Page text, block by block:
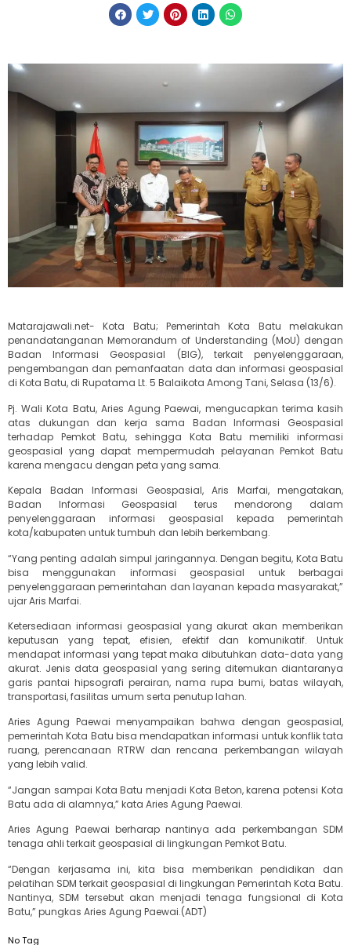
Matarajawali.net- Kota Batu; Pemerintah Kota Batu melakukan
penandatanganan Memorandum of Understanding (MoU) dengan
Badan Informasi Geospasial (BIG), terkait penyelenggaraan,
pengembangan dan pemanfaatan data dan informasi geospasial
di Kota Batu, di Rupatama Lt. 5 Balaikota Among Tani, Selasa (13/6).
Pj. Wali Kota Batu, Aries Agung Paewai, mengucapkan terima kasih
atas dukungan dan kerja sama Badan Informasi Geospasial
terhadap Pemkot Batu, sehingga Kota Batu memiliki informasi
geospasial yang dapat mempermudah pelayanan Pemkot Batu
karena mengacu dengan peta yang sama.
Kepala Badan Informasi Geospasial, Aris Marfai, mengatakan,
Badan Informasi Geospasial terus mendorong dalam
penyelenggaraan informasi geospasial kepada pemerintah
kota/kabupaten untuk tumbuh dan lebih berkembang.
“Yang penting adalah simpul jaringannya. Dengan begitu, Kota Batu
bisa menggunakan informasi geospasial untuk berbagai
penyelenggaraan pemerintahan dan layanan kepada masyarakat,”
ujar Aris Marfai.
Ketersediaan informasi geospasial yang akurat akan memberikan
keputusan yang tepat, efisien, efektif dan komunikatif. Untuk
mendapat informasi yang tepat maka dibutuhkan data-data yang
akurat. Jenis data geospasial yang sering ditemukan diantaranya
garis pantai hipsografi perairan, nama rupa bumi, batas wilayah,
transportasi, fasilitas umum serta penutup lahan.
Aries Agung Paewai menyampaikan bahwa dengan geospasial,
pemerintah Kota Batu bisa mendapatkan informasi untuk konflik tata
ruang, perencanaan RTRW dan rencana perkembangan wilayah
yang lebih valid.
“Jangan sampai Kota Batu menjadi Kota Beton, karena potensi Kota
Batu ada di alamnya,” kata Aries Agung Paewai.
Aries Agung Paewai berharap nantinya ada perkembangan SDM
tenaga ahli terkait geospasial di lingkungan Pemkot Batu.
“Dengan kerjasama ini, kita bisa memberikan pendidikan dan
pelatihan SDM terkait geospasial di lingkungan Pemerintah Kota Batu.
Nantinya, SDM tersebut akan menjadi tenaga fungsional di Kota
Batu,” pungkas Aries Agung Paewai.(ADT)
No Tag